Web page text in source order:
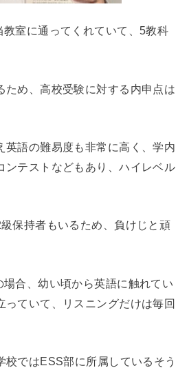
教室に通ってくれていて、5教科
ため、高校受験に対する内申点は
英語の難易度も非常に高く、学内
ンテストなどもあり、ハイレベル
保持者もいるため、負けじと頑
場合、幼い頃から英語に触れてい
っていて、リスニングだけは毎回
校ではESS部に所属しているそう